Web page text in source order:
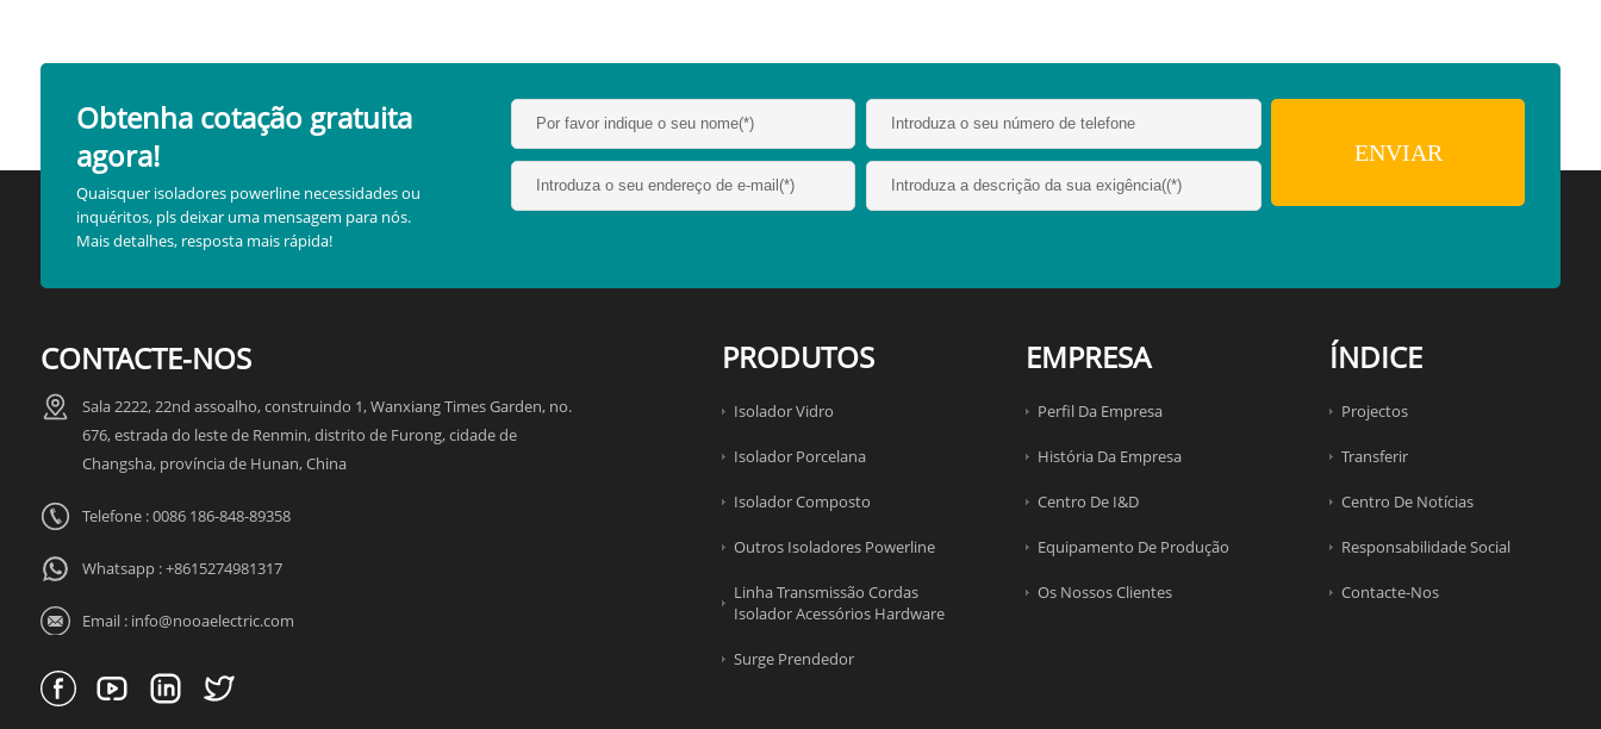
Obtenha cotação gratuita
agora!
Quaisquer isoladores powerline necessidades ou
inquéritos, pls deixar uma mensagem para nós.
Mais detalhes, resposta mais rápida!
CONTACTE-NOS
Sala 2222, 22nd assoalho, construindo 1, Wanxiang Times Garden, no.
676, estrada do leste de Renmin, distrito de Furong, cidade de
Changsha, província de Hunan, China
Telefone : 0086 186-848-89358
Whatsapp :+8615274981317
Email : info@nooaelectric.com
PRODUTOS
Isolador Vidro
Isolador Porcelana
Isolador Composto
Outros Isoladores Powerline
Linha Transmissão Cordas
Isolador Acessórios Hardware
Surge Prendedor
EMPRESA
Perfil Da Empresa
História Da Empresa
Centro De I&D
Equipamento De Produção
Os Nossos Clientes
ÍNDICE
Projectos
Transferir
Centro De Notícias
Responsabilidade Social
Contacte-Nos